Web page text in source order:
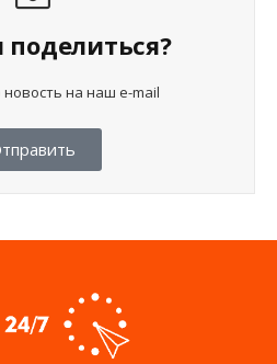
поделиться?
на наш e-mail